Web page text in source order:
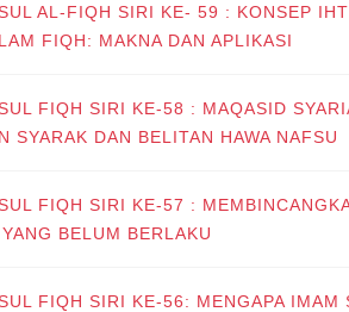
AL-FIQH SIRI KE- 59 : KONSEP
FIQH: MAKNA DAN APLIKASI
FIQH SIRI KE-58 : MAQASID
SYARAK DAN BELITAN HAWA NAFSU
FIQH SIRI KE-57 :
BELUM BERLAKU
FIQH SIRI KE-56: MENGAPA IMAM